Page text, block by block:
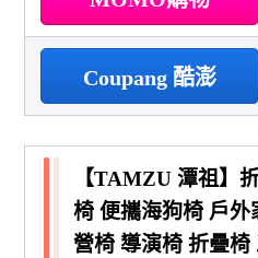
Coupang 酷澎
【TAMZU 潭祖】
椅 便攜海狗椅 戶
營椅 導演椅 折疊椅